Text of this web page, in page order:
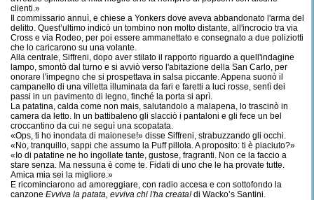
clienti.»
Il commissario annuì, e chiese a Yonkers dove aveva abbandonato l'arma del
delitto. Quest’ultimo indicò un tombino non molto distante, all'incrocio tra via
Cross e via Rodeo, per poi essere ammanettato e consegnato a due poliziotti
che lo caricarono su una volante.
Alla centrale, Siffreni, dopo aver stilato il rapporto riguardo a quell'indagine
lampo, smontò dal turno e si avviò verso l'abitazione della San Carlo, per
onorare l'impegno che si prospettava in salsa piccante. Appena suonò il
campanello di una villetta illuminata da fari e faretti a luci rosse, sentì dei
passi in un pavimento di legno, finché la porta si aprì.
La patatina, calda come non mais, salutandolo a malapena, lo trascinò in
camera da letto. In un battibaleno gli slacciò i pantaloni e gli fece un bel
croccantino da cui ne seguì una scopatata.
«Ops, ti ho inondata di maionese!» disse Siffreni, strabuzzando gli occhi.
«No, tranquillo, sappi che assumo la Puff pillola. A proposito: ti è piaciuto?»
«Io di patatine ne ho ingollate tante, gustose, fragranti. Non ce la faccio a
stare senza. Ma nessuna è come te. Fidati di uno che le ha provate tutte.
Amica mia sei la migliore.»
E ricominciarono ad amoreggiare, con radio accesa e con sottofondo la
canzone Evviva la patata, evviva chi l'ha creata!di Wacko’s Santini.